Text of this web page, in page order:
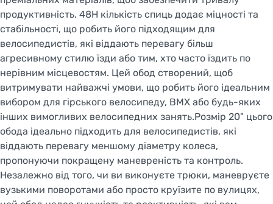
продуктивність. 48H кількість спиць додає міцності та
стабільності, що робить його підходящим для
велосипедистів, які віддають перевагу більш
агресивному стилю їзди або тим, хто часто їздить по
нерівним місцевостям. Цей обод створений, щоб
витримувати найважчі умови, що робить його ідеальним
вибором для гірського велосипеду, BMX або будь-яких
інших вимогливих велосипедних занять.Розмір 20" цього
обода ідеально підходить для велосипедистів, які
віддають перевагу меншому діаметру колеса,
пропонуючи покращену маневреність та контроль.
Незалежно від того, чи ви виконуєте трюки, маневруєте
вузькими поворотами або просто круїзите по вулицях,